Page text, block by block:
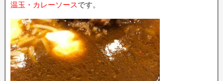
温玉・カレーソースです。